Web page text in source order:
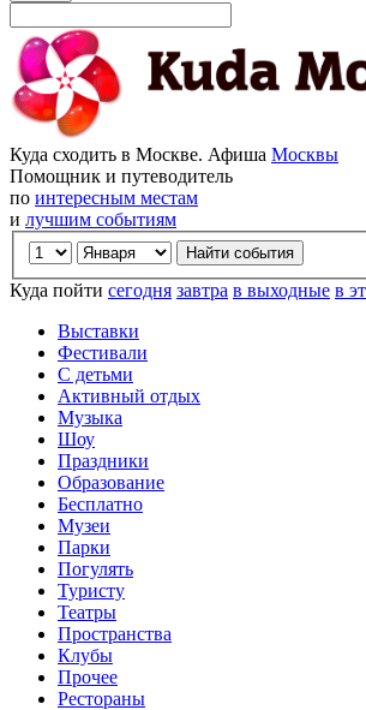
Куда сходить в Москве. Афиша Москвы
Помощник и путеводитель
по интересным местам
и лучшим событиям
Куда пойти сегодня завтра в выходные в
Выставки
Фестивали
С детьми
Активный отдых
Музыка
Шоу
Праздники
Образование
Бесплатно
Музеи
Парки
Погулять
Туристу
Театры
Пространства
Клубы
Прочее
Рестораны